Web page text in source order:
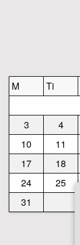
M
Ti
3
4
10
11
17
18
24
25
31